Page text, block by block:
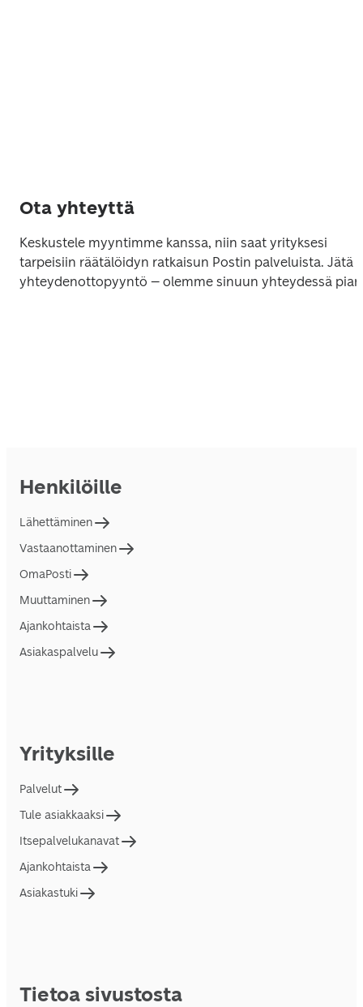
Ota yhteyttä
Keskustele myyntimme kanssa, niin saat yrityksesi
tarpeisiin räätälöidyn ratkaisun Postin palveluista. Jätä
yhteydenottopyyntö – olemme sinuun yhteydessä
Henkilöille
Lähettäminen
Vastaanottaminen
OmaPosti
Muuttaminen
Ajankohtaista
Asiakaspalvelu
Yrityksille
Palvelut
Tule asiakkaaksi
Itsepalvelukanavat
Ajankohtaista
Asiakastuki
Tietoa sivustosta